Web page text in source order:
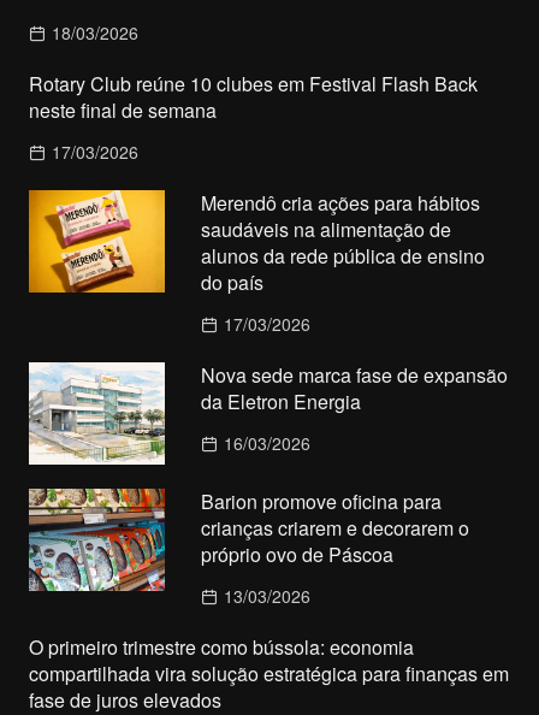
18/03/2026
Rotary Club reúne 10 clubes em Festival Flash Back
neste final de semana
17/03/2026
Merendô cria ações para hábitos
saudáveis na alimentação de
alunos da rede pública de ensino
do país
17/03/2026
Nova sede marca fase de expansão
da Eletron Energia
16/03/2026
Barion promove oficina para
crianças criarem e decorarem o
próprio ovo de Páscoa
13/03/2026
O primeiro trimestre como bússola: economia
compartilhada vira solução estratégica para finanças em
fase de juros elevados